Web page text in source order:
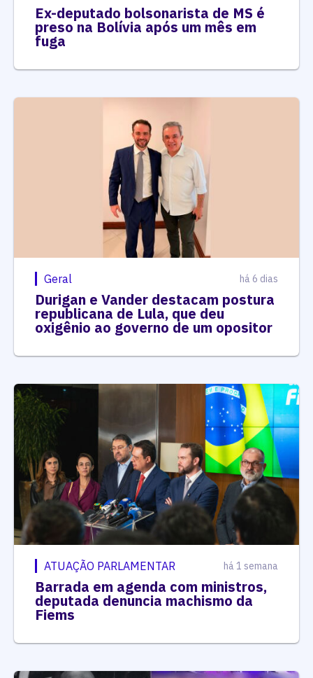
Ex-deputado bolsonarista de MS é
preso na Bolívia após um mês em
fuga
Geral há 6 dias
Durigan e Vander destacam postura
republicana de Lula, que deu
oxigênio ao governo de um opositor
ATUAÇÃO PARLAMENTAR há 1 semana
Barrada em agenda com ministros,
deputada denuncia machismo da
Fiems